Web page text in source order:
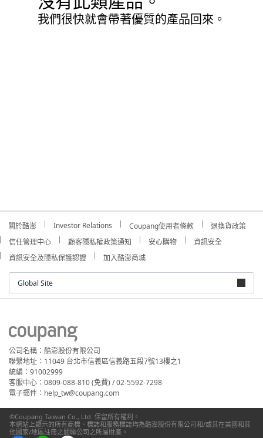
我們很快就會帶著優質的產品回來。
關於酷澎 Investor Relations Coupang使用者條款
退換貨政策
信任管理中心
顧客隱私權政策通知 安心購物
資訊安全
資訊安全及隱私保護認證
加入酷澎商城
Global Site
公司名稱：酷澎股份有限公司
聯繫地址：11049 台北市信義區信義路五段7號13樓之1
統編：91002999
客服中心：0809-088-810 (免費) / 02-5592-7298
電子郵件：help_tw@coupang.com
©Coupang Taiwan Co., Ltd. 保留所有權利。
本網站上顯示的所有商標、標誌和服務標誌均為酷澎股份有限公司和/或其在美國和其
他國家/地區註冊之關聯公司之所屬財產。